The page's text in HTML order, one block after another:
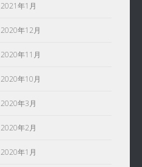
2021年1月
2020年12月
2020年11月
2020年10月
2020年3月
2020年2月
2020年1月